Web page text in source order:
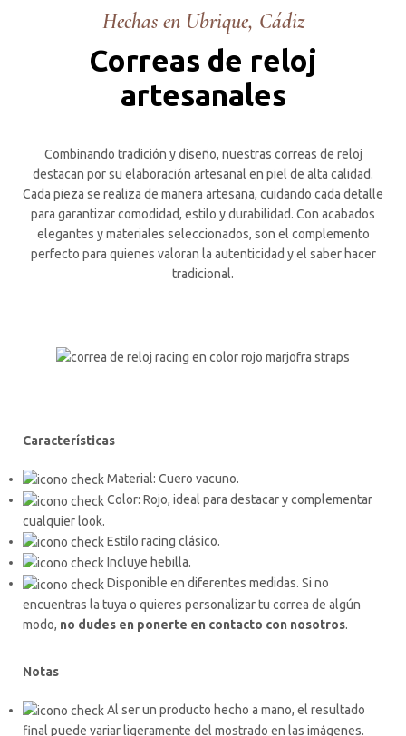
Hechas en Ubrique, Cádiz
Correas de reloj
artesanales
Combinando tradición y diseño, nuestras correas de reloj
destacan por su elaboración artesanal en piel de alta calidad.
Cada pieza se realiza de manera artesana, cuidando cada detalle
para garantizar comodidad, estilo y durabilidad. Con acabados
elegantes y materiales seleccionados, son el complemento
perfecto para quienes valoran la autenticidad y el saber hacer
tradicional.
Características
Material: Cuero vacuno.
Color: Rojo, ideal para destacar y complementar
cualquier look.
Estilo racing clásico.
Incluye hebilla.
Disponible en diferentes medidas. Si no
encuentras la tuya o quieres personalizar tu correa de algún
modo, no dudes en ponerte en contacto con nosotros.
Notas
Al ser un producto hecho a mano, el resultado
final puede variar ligeramente del mostrado en las imágenes.